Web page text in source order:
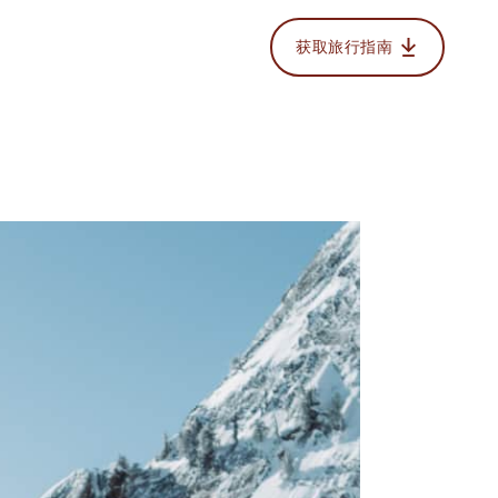
获取旅行指南